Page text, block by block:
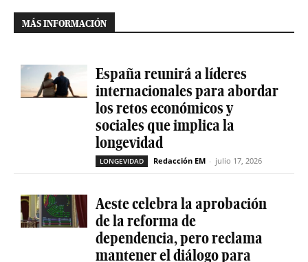
MÁS INFORMACIÓN
España reunirá a líderes
internacionales para abordar
los retos económicos y
sociales que implica la
longevidad
LONGEVIDAD Redacción EM - julio 17, 2026
Aeste celebra la aprobación
de la reforma de
dependencia, pero reclama
mantener el diálogo para